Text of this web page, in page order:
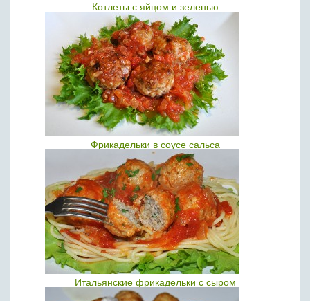
Котлеты с яйцом и зеленью
Фрикадельки в соусе сальса
Итальянские фрикадельки с сыром